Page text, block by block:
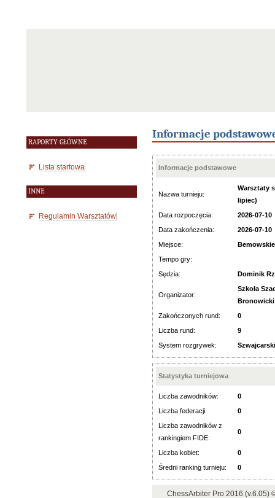
RAPORTY GŁÓWNE
Lista startowa
INNE
Regulamin Warsztatów
Informacje
Informacje podstawowe
Nazwa turnieju:
Warsztaty
lipiec)
Data rozpoczęcia:
2026-07-10
Data zakończenia:
2026-07-10
Miejsce:
Tempo gry:
Sędzia:
Dominik
Organizator:
Szkoła
Bronowicki
Zakończonych rund:
0
Liczba rund:
9
System rozgrywek:
Szwajcarski
Statystyka turniejowa
Liczba zawodników:
0
Liczba federacji:
0
Liczba zawodników z
rankingiem FIDE:
0
Liczba kobiet:
0
Średni ranking turnieju:
0
ChessArbiter Pro 2016